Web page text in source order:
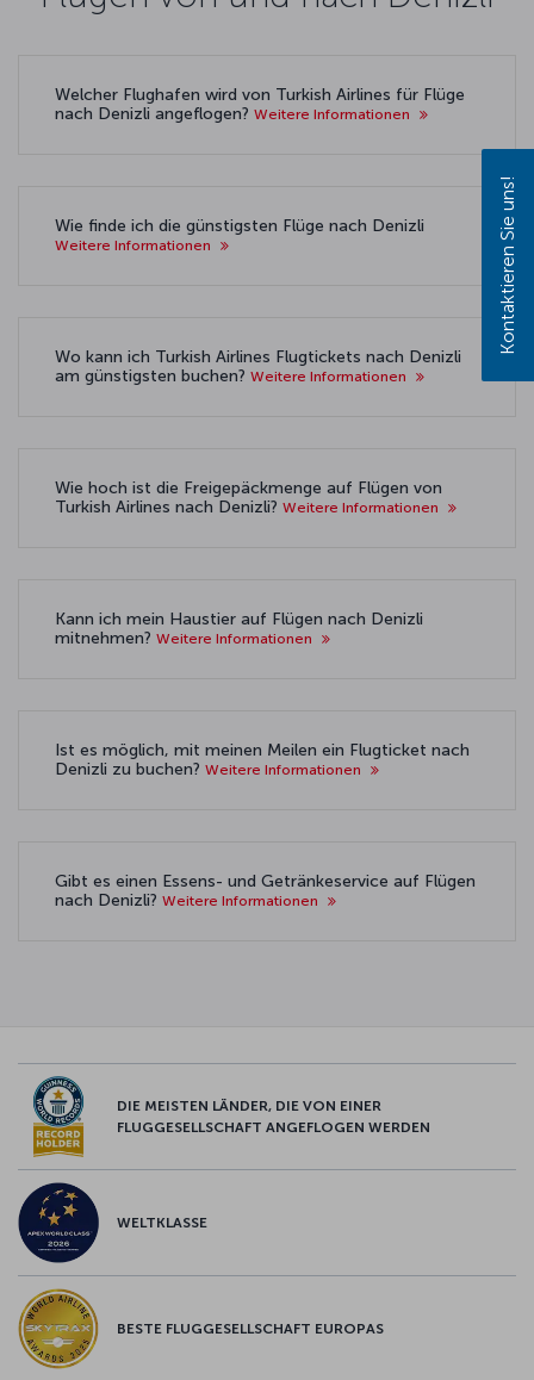
Welcher Flughafen wird von Turkish Airlines für Flüge
nach Denizli angeflogen? Weitere Informationen
Wie finde ich die günstigsten Flüge nach Denizli
Weitere Informationen
Wo kann ich Turkish Airlines Flugtickets nach Denizli
am günstigsten buchen? Weitere Informationen
Wie hoch ist die Freigepäckmenge auf Flügen von
Turkish Airlines nach Denizli? Weitere Informationen
Kann ich mein Haustier auf Flügen nach Denizli
mitnehmen? Weitere Informationen
Ist es möglich, mit meinen Meilen ein Flugticket nach
Denizli zu buchen? Weitere Informationen
Gibt es einen Essens- und Getränkeservice auf Flügen
nach Denizli? Weitere Informationen
DIE MEISTEN LÄNDER, DIE VON EINER
FLUGGESELLSCHAFT ANGEFLOGEN WERDEN
WELTKLASSE
BESTE FLUGGESELLSCHAFT EUROPAS
Kontaktieren Sie uns!